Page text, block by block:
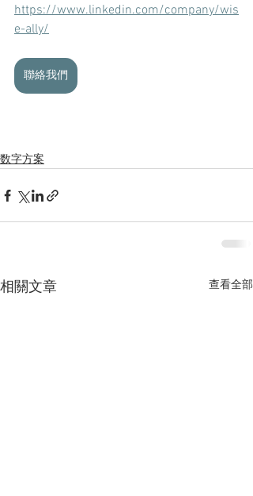
https://www.linkedin.com/company/wis
e-ally/
聯絡我們
数字方案
相關文章 查看全部